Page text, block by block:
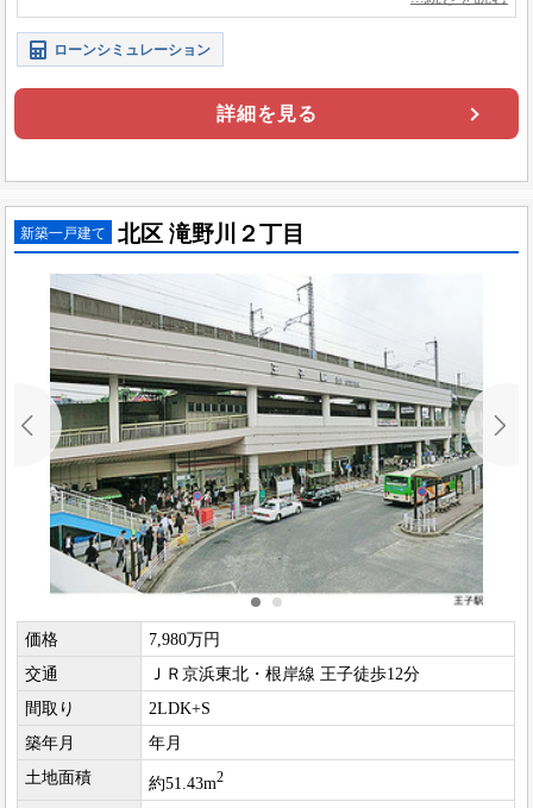
ローンシミュレーション
詳細を見る
新築一戸建て 北区 滝野川２丁目
価格
7,980万円
交通
ＪＲ京浜東北・根岸線 王子徒歩12分
間取り
2LDK+S
築年月
年月
土地面積
約51.43m2